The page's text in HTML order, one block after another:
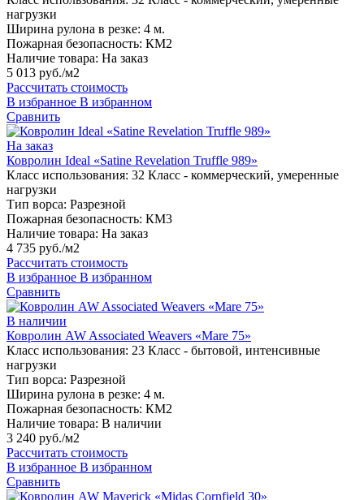
нагрузки
Ширина рулона в резке: 4 м.
Пожарная безопасность: КМ2
Наличие товара: На заказ
5 013 руб./м2
Рассчитать стоимость
В избранное В избранном
Сравнить
На заказ
Ковролин Ideal «Satine Revelation Truffle 989»
Класс использования: 32 Класс - коммерческий, умеренные
нагрузки
Тип ворса: Разрезной
Пожарная безопасность: КМ3
Наличие товара: На заказ
4 735 руб./м2
Рассчитать стоимость
В избранное В избранном
Сравнить
В наличии
Ковролин AW Associated Weavers «Mare 75»
Класс использования: 23 Класс - бытовой, интенсивные
нагрузки
Тип ворса: Разрезной
Ширина рулона в резке: 4 м.
Пожарная безопасность: КМ2
Наличие товара: В наличии
3 240 руб./м2
Рассчитать стоимость
В избранное В избранном
Сравнить